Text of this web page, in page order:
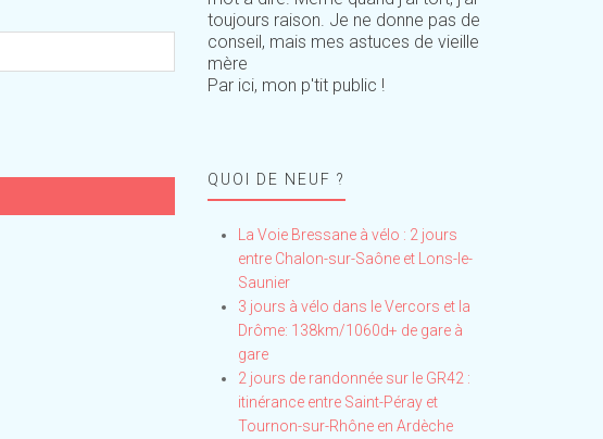
toujours raison. Je ne donne pas de
conseil, mais mes astuces de vieille
mère
Par ici, mon p'tit public !
QUOI DE NEUF ?
La Voie Bressane à vélo : 2 jours
entre Chalon-sur-Saône et Lons-le-
Saunier
3 jours à vélo dans le Vercors et la
Drôme: 138km/1060d+ de gare à
gare
2 jours de randonnée sur le GR42 :
itinérance entre Saint-Péray et
Tournon-sur-Rhône en Ardèche